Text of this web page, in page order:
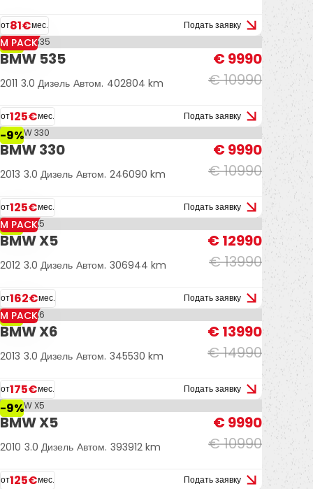
от81€мес. Подать заявку
-9%
M PACK
BMW 535
€ 10990
€ 9990
2011 3.0 Дизель Автом. 402804 km
от125€мес. Подать заявку
-9%
BMW 330
€ 10990
€ 9990
2013 3.0 Дизель Автом. 246090 km
от125€мес. Подать заявку
-7%
M PACK
BMW X5
€ 13990
€ 12990
2012 3.0 Дизель Автом. 306944 km
от162€мес. Подать заявку
-7%
M PACK
BMW X6
€ 14990
€ 13990
2013 3.0 Дизель Автом. 345530 km
от175€мес. Подать заявку
-9%
BMW X5
€ 10990
€ 9990
2010 3.0 Дизель Автом. 393912 km
от125€мес. Подать заявку